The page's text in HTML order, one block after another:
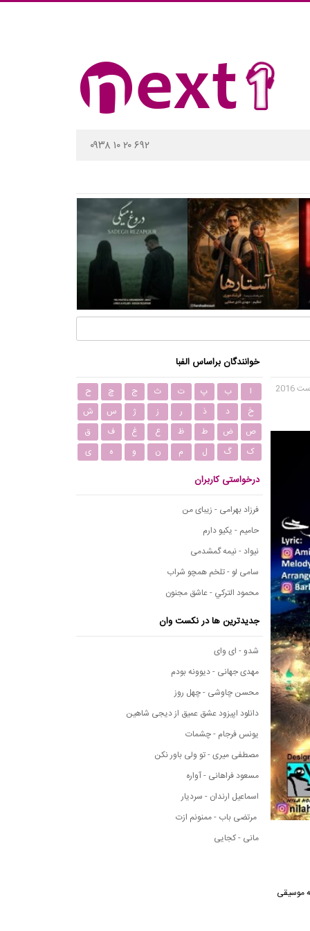
۰۹۳۸ ۱۰ ۲۰ ۶۹۲
موسیقی
خوانندگان براساس الفبا
ا ب پ ت ث ج چ
ح
خ
د ذ ر ز ژ س
ش
ص
ض ط ظ ع غ ف
ق
ک
گ ل م ن و ه ی
درخواستی کاربران
فرزاد بهرامی - زیبای من
حامیم - یکیو دارم
نیواد - نیمه گمشدمی
سامی لو - تلخم همچو شراب
محمود التركي - عاشق مجنون
جدیدترین ها در نکست وان
شدو - ای وای
مهدی جهانی - دیوونه بودم
محسن چاوشی - چهل روز
دانلود اپیزود عشق عمیق از دیجی شاهین
یونس فرجام - چشمات
مصطفی میری - تو ولی باور نکن
مسعود فراهانی - آواره
اسماعیل ارندان - سردیار
مرتضی باب - ممنونم ازت
مانی - کجایی